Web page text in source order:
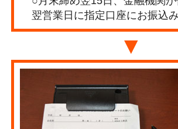
翌営業日に指定口座にお振込み
▼